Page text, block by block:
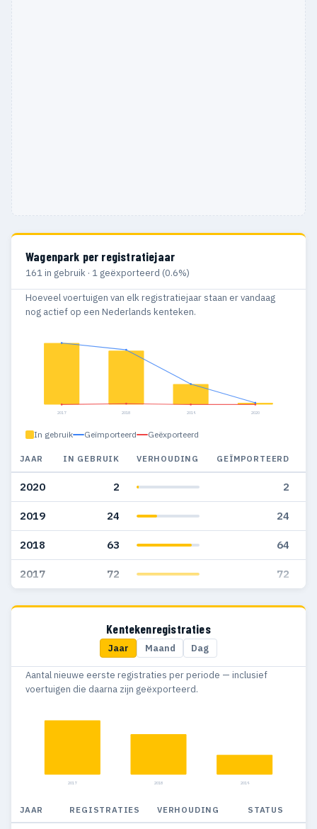
Wagenpark per registratiejaar
161 in gebruik · 1 geëxporteerd (0.6%)
Hoeveel voertuigen van elk registratiejaar staan er vandaag
nog actief op een Nederlands kenteken.
2017 2018 2019 2020
In gebruik Geïmporteerd Geëxporteerd
JAAR IN GEBRUIK VERHOUDING GEÏMPORTEERD
2020 2 2
2019 24 24
2018 63 64
2017 72 72
Kentekenregistraties
Jaar Maand Dag
Aantal nieuwe eerste registraties per periode — inclusief
voertuigen die daarna zijn geëxporteerd.
2017 2018 2019
JAAR REGISTRATIES VERHOUDING STATUS